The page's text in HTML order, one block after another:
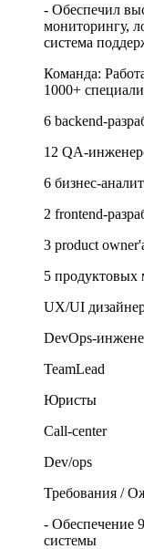
- Обеспечил
мониторингу,
система
Команда:
1000+
6 backend-
12 QA-
6 бизнес-
2 frontend-
3 product
5 продуктовых
UX/UI
DevOps-
TeamLead
Юристы
Call-center
Dev/ops
Требования /
- Обеспечение
системы